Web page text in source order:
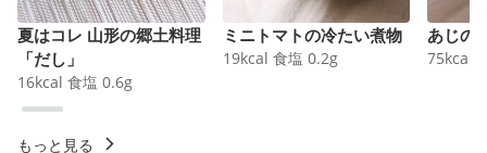
夏はコレ 山形の郷土料理
「だし」
16kcal 食塩 0.6g
ミニトマトの冷たい煮物
19kcal 食塩 0.2g
あじの
75kcal
もっと見る